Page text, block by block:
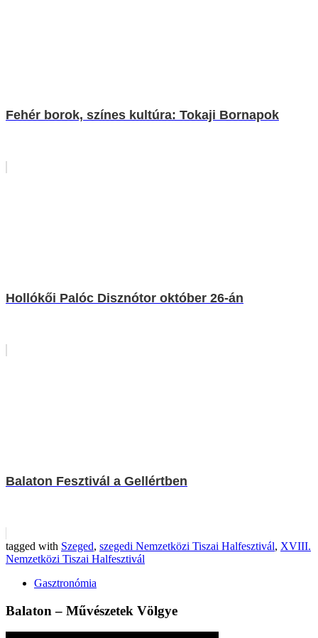
Fehér borok, színes kultúra: Tokaji Bornapok
Hollókői Palóc Disznótor október 26-án
Balaton Fesztivál a Gellértben
tagged with Szeged, szegedi Nemzetközi Tiszai Halfesztivál, XVIII.
Nemzetközi Tiszai Halfesztivál
Gasztronómia
Balaton – Művészetek Völgye